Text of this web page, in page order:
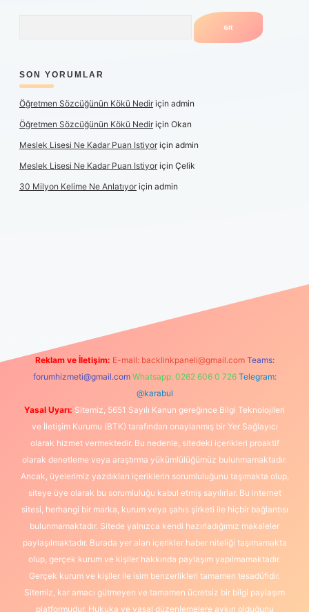
SON YORUMLAR
Öğretmen Sözcüğünün Kökü Nediriçin admin
Öğretmen Sözcüğünün Kökü Nediriçin Okan
Meslek Lisesi Ne Kadar Puan Istiyoriçin admin
Meslek Lisesi Ne Kadar Puan Istiyoriçin Çelik
30 Milyon Kelime Ne Anlatıyoriçin admin
elexbetgiris.org
Reklam ve İletişim: E-mail: backlinkpaneli@gmail.com Teams:
forumhizmeti@gmail.com Whatsapp: 0262 606 0 726 Telegram:
@karabul
Yasal Uyarı: Sitemiz, 5651 Sayılı Kanun gereğince Bilgi Teknolojileri
ve İletişim Kurumu (BTK) tarafından onaylanmış bir Yer Sağlayıcı
olarak hizmet vermektedir. Bu nedenle, sitedeki içerikleri proaktif
olarak denetleme veya araştırma yükümlülüğümüz bulunmamaktadır.
Ancak, üyelerimiz yazdıkları içeriklerin sorumluluğunu taşımakta olup,
siteye üye olarak bu sorumluluğu kabul etmiş sayılırlar. Bu internet
sitesi, herhangi bir marka, kurum veya şahıs şirketi ile hiçbir bağlantısı
bulunmamaktadır. Sitede yalnızca kendi hazırladığımız makaleler
paylaşılmaktadır. Burada yer alan içerikler haber niteliği taşımamakta
olup, gerçek kurum ve kişiler hakkında paylaşım yapılmamaktadır.
Gerçek kurum ve kişiler ile isim benzerlikleri tamamen tesadüfidir.
Sitemiz, kar amacı gütmeyen ve tamamen ücretsiz bir bilgi paylaşım
platformudur. Hukuka ve yasal düzenlemelere aykırı olduğunu